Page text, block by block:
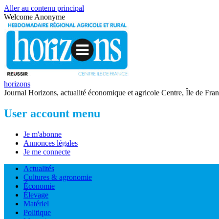
Aller au contenu principal
Welcome Anonyme
horizons
Journal Horizons, actualité économique et agricole Centre, Île de
User account menu
Je m'abonne
Annonces légales
Je me connecte
Actualités
Cultures & agronomie
Économie
Élevage
Matériel
Politique